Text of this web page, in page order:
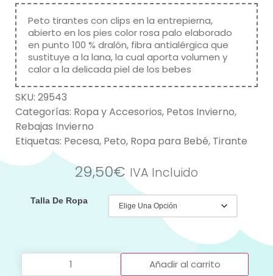
Peto tirantes con clips en la entrepierna,
abierto en los pies color rosa palo elaborado
en punto 100 % dralón, fibra antialérgica que
sustituye a la lana, la cual aporta volumen y
calor a la delicada piel de los bebes
SKU: 29543
Categorías: Ropa y Accesorios, Petos Invierno,
Rebajas Invierno
Etiquetas: Pecesa, Peto, Ropa para Bebé, Tirante
29,50€ IVA Incluido
Talla De Ropa
Añadir al carrito